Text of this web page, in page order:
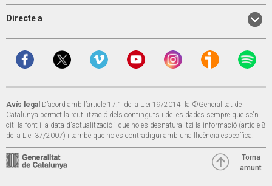
Directe a
Avís legal D’acord amb l’article 17.1 de la Llei 19/2014, la ©Generalitat de
Catalunya permet la reutilització dels continguts i de les dades sempre que se'n
citi la font i la data d'actualització i que no es desnaturalitzi la informació (article 8
de la Llei 37/2007) i també que no es contradigui amb una llicència específica.
Torna
amunt